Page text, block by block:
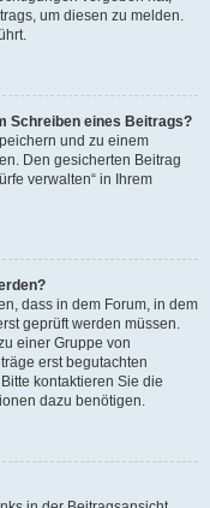
um diesen zu melden.
Schreiben eines Beitrags?
und zu einem
Den gesicherten Beitrag
verwalten“ in Ihrem
dass in dem Forum, in dem
geprüft werden müssen.
einer Gruppe von
erst begutachten
kontaktieren Sie die
dazu benötigen.